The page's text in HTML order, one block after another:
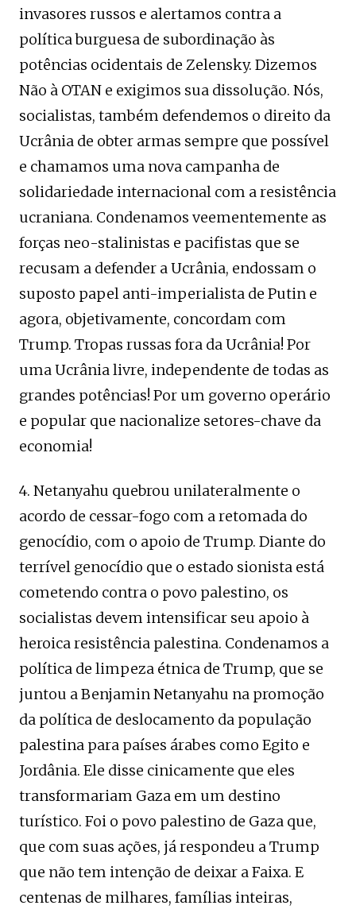
invasores russos e alertamos contra a
política burguesa de subordinação às
potências ocidentais de Zelensky. Dizemos
Não à OTAN e exigimos sua dissolução. Nós,
socialistas, também defendemos o direito da
Ucrânia de obter armas sempre que possível
e chamamos uma nova campanha de
solidariedade internacional com a resistência
ucraniana. Condenamos veementemente as
forças neo-stalinistas e pacifistas que se
recusam a defender a Ucrânia, endossam o
suposto papel anti-imperialista de Putin e
agora, objetivamente, concordam com
Trump. Tropas russas fora da Ucrânia! Por
uma Ucrânia livre, independente de todas as
grandes potências! Por um governo operário
e popular que nacionalize setores-chave da
economia!
4. Netanyahu quebrou unilateralmente o
acordo de cessar-fogo com a retomada do
genocídio, com o apoio de Trump. Diante do
terrível genocídio que o estado sionista está
cometendo contra o povo palestino, os
socialistas devem intensificar seu apoio à
heroica resistência palestina. Condenamos a
política de limpeza étnica de Trump, que se
juntou a Benjamin Netanyahu na promoção
da política de deslocamento da população
palestina para países árabes como Egito e
Jordânia. Ele disse cinicamente que eles
transformariam Gaza em um destino
turístico. Foi o povo palestino de Gaza que,
que com suas ações, já respondeu a Trump
que não tem intenção de deixar a Faixa. E
centenas de milhares, famílias inteiras,